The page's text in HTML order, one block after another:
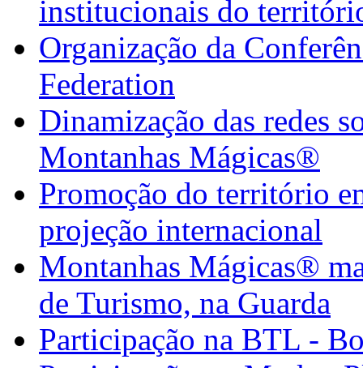
institucionais do
Organização da
Federation
Dinamização das redes
Montanhas Mágicas®
Promoção do território
projeção internacional
Montanhas Mágicas®
de Turismo, na Guarda
Participação na BTL -